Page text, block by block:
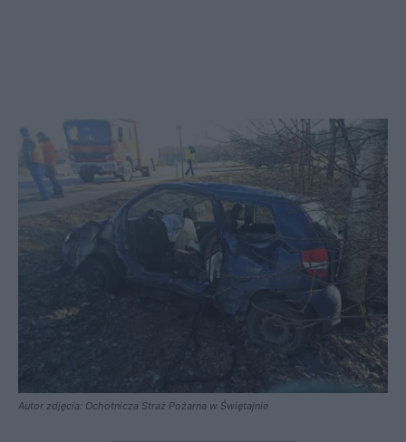
Autor zdjęcia: Ochotnicza Straż Pożarna w Świętajnie